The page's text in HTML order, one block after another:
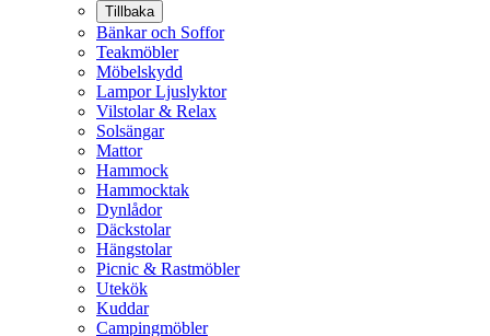
Tillbaka
Bänkar och Soffor
Teakmöbler
Möbelskydd
Lampor Ljuslyktor
Vilstolar & Relax
Solsängar
Mattor
Hammock
Hammocktak
Dynlådor
Däckstolar
Hängstolar
Picnic & Rastmöbler
Utekök
Kuddar
Campingmöbler